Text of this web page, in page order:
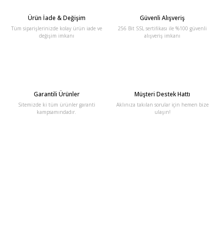
Ürün İade & Değişim
Tüm siparişlerinizde kolay ürün iade ve
değişim imkanı
Güvenli Alışveriş
256 Bit SSL sertifikası ile %100 güvenli
alışveriş imkanı
Garantili Ürünler
Sitemizde ki tüm ürünler garanti
kampsamındadır.
Müşteri Destek Hattı
Aklınıza takılan sorular için hemen bize
ulaşın!